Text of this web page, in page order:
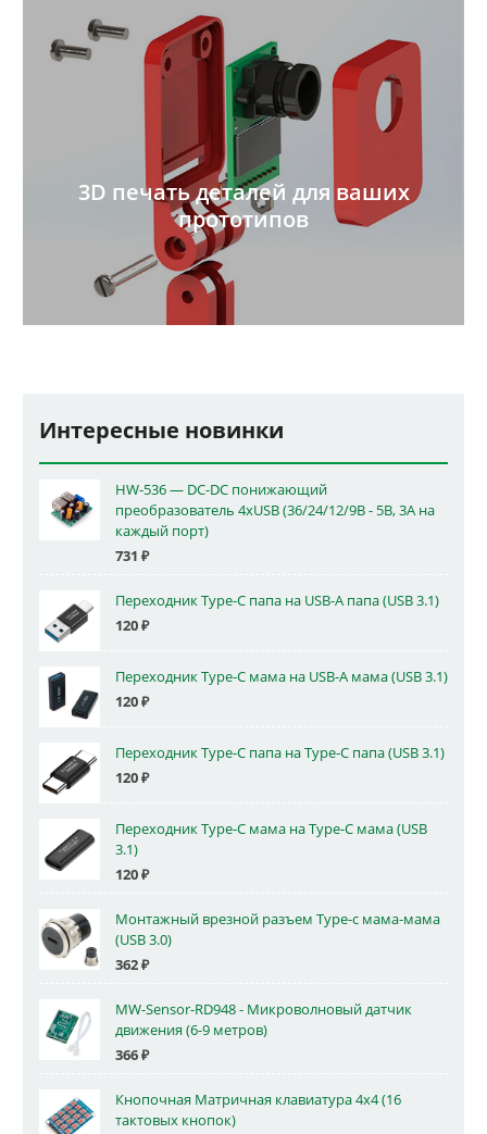
3D печать деталей для ваших
прототипов
Интересные новинки
HW-536 — DC-DC понижающий
преобразователь 4xUSB (36/24/12/9В - 5В, 3А на
каждый порт)
731 ₽
Переходник Type-C папа на USB-A папа (USB 3.1)
120₽
Переходник Type-C мама на USB-A мама (USB 3.1)
120₽
Переходник Type-C папа на Type-C папа (USB 3.1)
120₽
Переходник Type-C мама на Type-C мама (USB
3.1)
120₽
Монтажный врезной разъем Type-c мама-мама
(USB 3.0)
362₽
MW-Sensor-RD948 - Микроволновый датчик
движения (6-9 метров)
366₽
Кнопочная Матричная клавиатура 4x4 (16
тактовых кнопок)